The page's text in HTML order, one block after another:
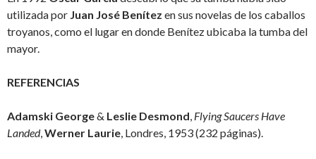
utilizada por Juan José Benítez en sus novelas de los caballos
troyanos, como el lugar en donde Benítez ubicaba la tumba del
mayor.
REFERENCIAS
Adamski George& Leslie Desmond, Flying Saucers Have
Landed,Werner Laurie, Londres, 1953 (232 páginas).